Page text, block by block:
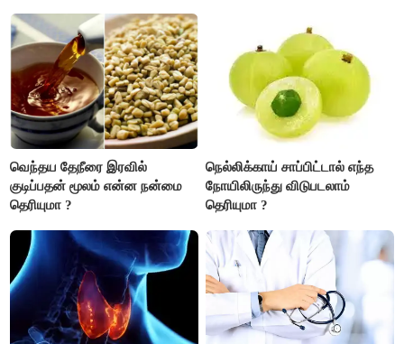
எடைபோடுவது நல்லது..!
வெந்தய தேநீரை இரவில்
குடிப்பதன் மூலம் என்ன நன்மை
தெரியுமா ?
நெல்லிக்காய் சாப்பிட்டால் எந்த
நோயிலிருந்து விடுபடலாம்
தெரியுமா ?